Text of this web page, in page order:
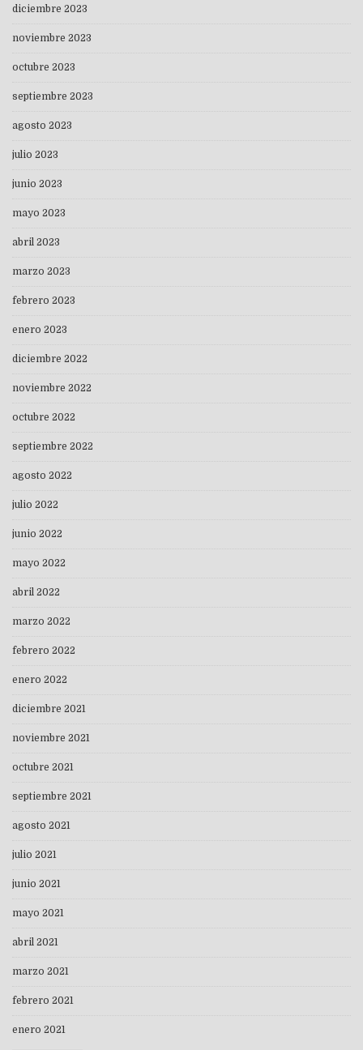
diciembre 2023
noviembre 2023
octubre 2023
septiembre 2023
agosto 2023
julio 2023
junio 2023
mayo 2023
abril 2023
marzo 2023
febrero 2023
enero 2023
diciembre 2022
noviembre 2022
octubre 2022
septiembre 2022
agosto 2022
julio 2022
junio 2022
mayo 2022
abril 2022
marzo 2022
febrero 2022
enero 2022
diciembre 2021
noviembre 2021
octubre 2021
septiembre 2021
agosto 2021
julio 2021
junio 2021
mayo 2021
abril 2021
marzo 2021
febrero 2021
enero 2021